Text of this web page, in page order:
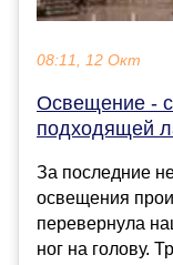
08:11, 12 Окт
Освещение - с
подходящей
За последние
освещения
перевернула
ног на голову.